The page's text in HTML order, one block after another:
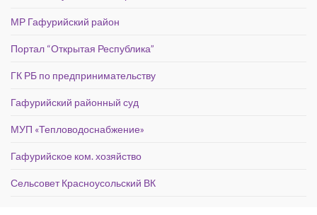
МР Гафурийский район
Портал “Открытая Республика”
ГК РБ по предпринимательству
Гафурийский районный суд
МУП «Тепловодоснабжение»
Гафурийское ком. хозяйство
Сельсовет Красноусольский ВК